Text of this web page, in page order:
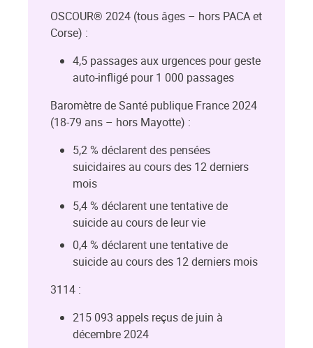
OSCOUR® 2024 (tous âges – hors PACA et
Corse) :
4,5 passages aux urgences pour geste
auto-infligé pour 1 000 passages
Baromètre de Santé publique France 2024
(18-79 ans – hors Mayotte) :
5,2 % déclarent des pensées
suicidaires au cours des 12 derniers
mois
5,4 % déclarent une tentative de
suicide au cours de leur vie
0,4 % déclarent une tentative de
suicide au cours des 12 derniers mois
3114 :
215 093 appels reçus de juin à
décembre 2024